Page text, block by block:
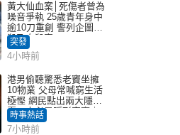
黃大仙血案│死傷者曾為
噪音爭執 25歲青年身中
逾10刀重創 警列企圖謀
殺及自殺案
突發
4小時前
港男偷聽驚悉老竇坐擁
10物業 父母常喊窮生活
極慳 網民點出兩大隱
憂：未必是隱形富豪｜
Juicy叮
時事熱話
7小時前